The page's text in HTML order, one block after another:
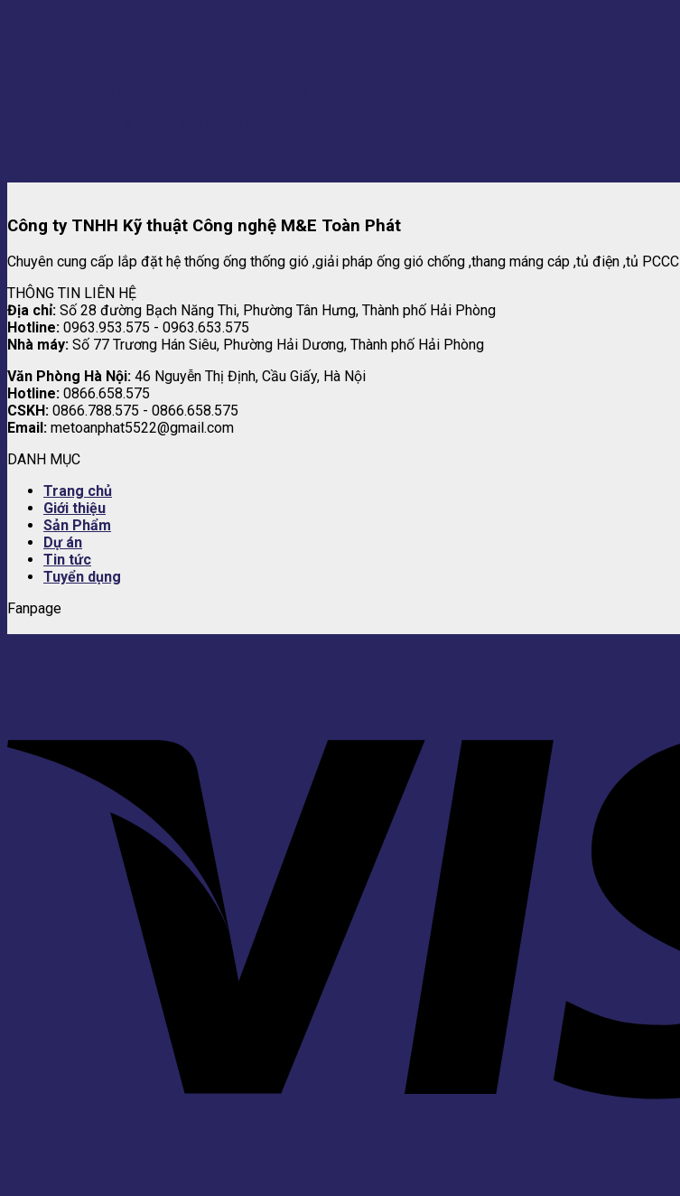
Công ty TNHH Kỹ thuật Công nghệ M&E Toàn Phát
Chuyên cung cấp lắp đặt hệ thống ống thống gió ,giải pháp ống gió chống ,thang máng cáp ,tủ điện ,tủ PCCC
THÔNG TIN LIÊN HỆ
Địa chỉ: Số 28 đường Bạch Năng Thi, Phường Tân Hưng, Thành phố Hải Phòng
Hotline: 0963.953.575 - 0963.653.575
Nhà máy: Số 77 Trương Hán Siêu, Phường Hải Dương, Thành phố Hải Phòng
Văn Phòng Hà Nội: 46 Nguyễn Thị Định, Cầu Giấy, Hà Nội
Hotline: 0866.658.575
CSKH: 0866.788.575 - 0866.658.575
Email: metoanphat5522@gmail.com
DANH MỤC
Trang chủ
Giới thiệu
Sản Phẩm
Dự án
Tin tức
Tuyển dụng
Fanpage